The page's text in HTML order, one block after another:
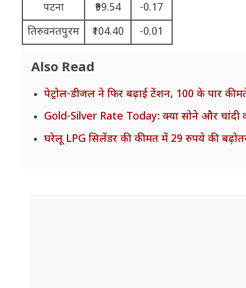
पटना
₹99.54
-0.17
तिरुवनंतपुरम
₹104.40 -0.01
Also Read
पेट्रोल-डीजल ने फिर बढ़ाई टेंशन, 100 के पार
Gold-Silver Rate Today: क्या सोने और चांदी
घरेलू LPG सिलेंडर की कीमत में 29 रुपये की